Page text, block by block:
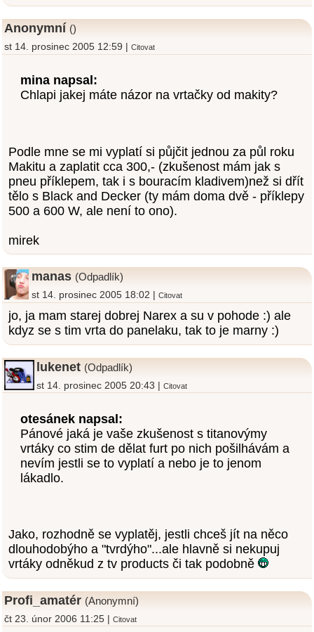
Anonymní ()
st 14. prosinec 2005 12:59 | Citovat
mina napsal:
Chlapi jakej máte názor na vrtačky od makity?
Podle mne se mi vyplatí si půjčit jednou za půl roku
Makitu a zaplatit cca 300,- (zkušenost mám jak s
pneu příklepem, tak i s bouracím kladivem)než si dřít
tělo s Black and Decker (ty mám doma dvě - příklepy
500 a 600 W, ale není to ono).
mirek
manas (Odpadlík)
st 14. prosinec 2005 18:02 | Citovat
jo, ja mam starej dobrej Narex a su v pohode :) ale
kdyz se s tim vrta do panelaku, tak to je marny :)
lukenet (Odpadlík)
st 14. prosinec 2005 20:43 |Citovat
otesánek napsal:
Pánové jaká je vaše zkušenost s titanovýmy
vrtáky co stim de dělat furt po nich pošilhávám a
nevím jestli se to vyplatí a nebo je to jenom
lákadlo.
Jako, rozhodně se vyplatěj, jestli chceš jít na něco
dlouhodobýho a "tvrdýho"...ale hlavně si nekupuj
vrtáky odněkud z tv products či tak podobně
Profi_amatér (Anonymní)
čt 23. únor 2006 11:25 | Citovat